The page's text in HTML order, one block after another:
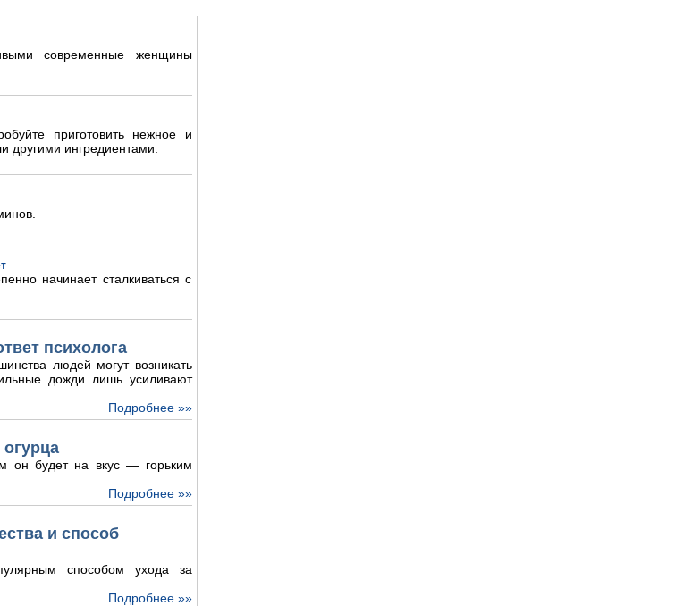
современные женщины
приготовить нежное и
другими ингредиентами.
начинает сталкиваться с
психолога
людей могут возникать
дожди лишь усиливают
Подробнее »»
он будет на вкус — горьким
Подробнее »»
и способ
способом ухода за
Подробнее »»